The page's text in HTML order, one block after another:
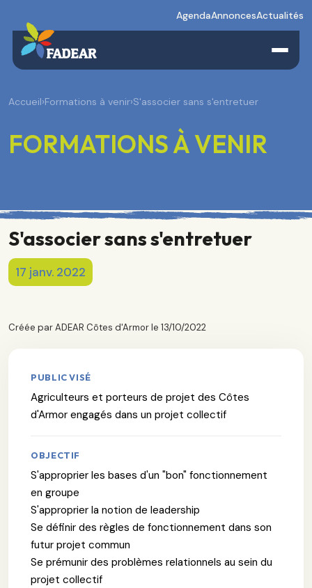
AgendaAnnoncesActualités
Accueil›Formations à venir›S'associer sans s'entretuer
FORMATIONS À VENIR
S'associer sans s'entretuer
17 janv. 2022
Créée par ADEAR Côtes d'Armor le 13/10/2022
PUBLIC VISÉ
Agriculteurs et porteurs de projet des Côtes
d'Armor engagés dans un projet collectif
OBJECTIF
S'approprier les bases d'un "bon" fonctionnement
en groupe
S'approprier la notion de leadership
Se définir des règles de fonctionnement dans son
futur projet commun
Se prémunir des problèmes relationnels au sein du
projet collectif